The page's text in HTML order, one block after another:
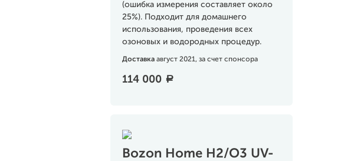
(ошибка измерения составляет около
25%). Подходит для домашнего
использования, проведения всех
озоновых и водородных процедур.
Доставка август 2021, за счет спонсора
114 000 a
Bozon Home H2/O3 UV-